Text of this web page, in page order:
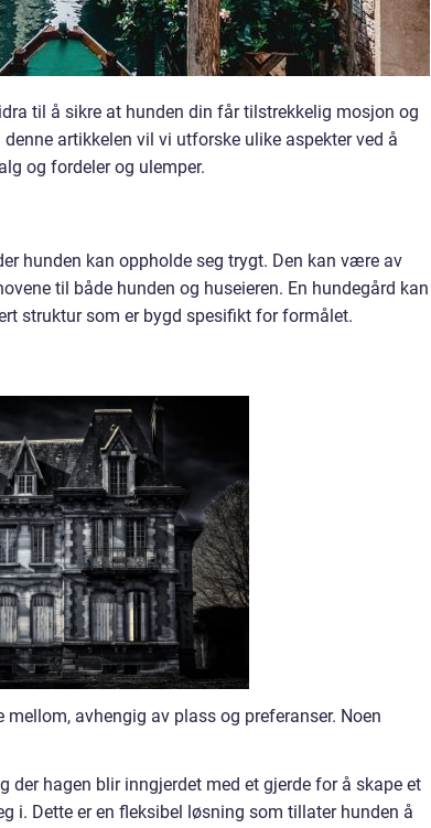
til å sikre at hunden din får tilstrekkelig mosjon og
artikkelen vil vi utforske ulike aspekter ved å
og fordeler og ulemper.
hunden kan oppholde seg trygt. Den kan være av
til både hunden og huseieren. En hundegård kan
struktur som er bygd spesifikt for formålet.
avhengig av plass og preferanser. Noen
der hagen blir inngjerdet med et gjerde for å skape et
i. Dette er en fleksibel løsning som tillater hunden å